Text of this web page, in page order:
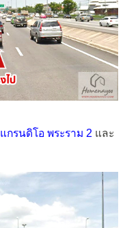
แกรนดิโอ พระราม 2 และ